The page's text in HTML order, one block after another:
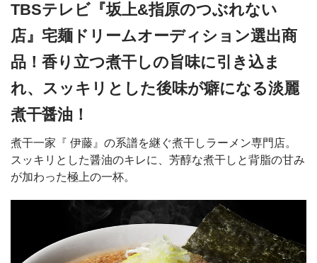
TBSテレビ『坂上&指原のつぶれない
店』宅麺ドリームオーディション選出商
品！香り立つ煮干しの旨味に引き込ま
れ、スッキリとした後味が癖になる淡麗
煮干醤油！
煮干一家『 伊藤』の系譜を継ぐ煮干しラーメン専門店。
スッキリとした醤油のキレに、芳醇な煮干しと背脂の甘み
が加わった極上の一杯。